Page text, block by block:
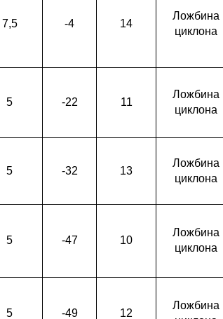
7,5 -4 14
Ложбина
циклона
5 -22 11
Ложбина
циклона
5 -32 13
Ложбина
циклона
5 -47 10
Ложбина
циклона
5 -49 12
Ложбина